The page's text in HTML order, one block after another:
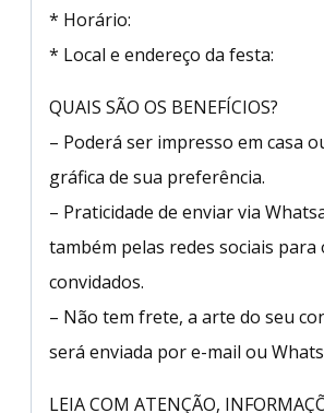
* Horário:
* Local e endereço da festa:
QUAIS SÃO OS BENEFÍCIOS?
– Poderá ser impresso em casa
gráfica de sua preferência.
– Praticidade de enviar via
também pelas redes sociais para
convidados.
– Não tem frete, a arte do seu
será enviada por e-mail ou
LEIA COM ATENÇÃO,